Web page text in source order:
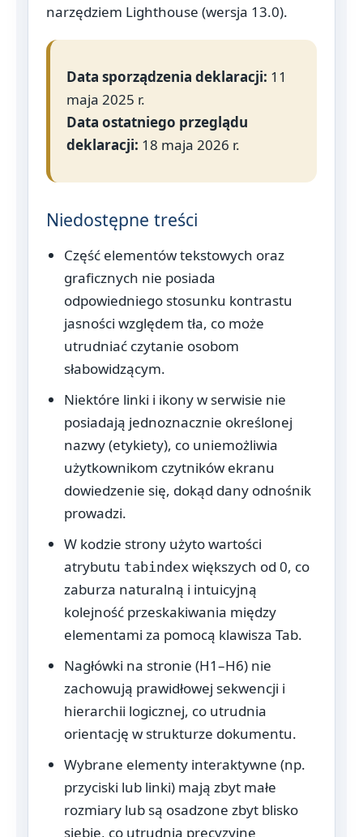
narzędziem Lighthouse (wersja 13.0).
Data sporządzenia deklaracji: 11
maja 2025 r.
Data ostatniego przeglądu
deklaracji: 18 maja 2026 r.
Niedostępne treści
Część elementów tekstowych oraz
graficznych nie posiada
odpowiedniego stosunku kontrastu
jasności względem tła, co może
utrudniać czytanie osobom
słabowidzącym.
Niektóre linki i ikony w serwisie nie
posiadają jednoznacznie określonej
nazwy (etykiety), co uniemożliwia
użytkownikom czytników ekranu
dowiedzenie się, dokąd dany odnośnik
prowadzi.
W kodzie strony użyto wartości
atrybutu tabindex większych od 0, co
zaburza naturalną i intuicyjną
kolejność przeskakiwania między
elementami za pomocą klawisza Tab.
Nagłówki na stronie (H1–H6) nie
zachowują prawidłowej sekwencji i
hierarchii logicznej, co utrudnia
orientację w strukturze dokumentu.
Wybrane elementy interaktywne (np.
przyciski lub linki) mają zbyt małe
rozmiary lub są osadzone zbyt blisko
siebie, co utrudnia precyzyjne